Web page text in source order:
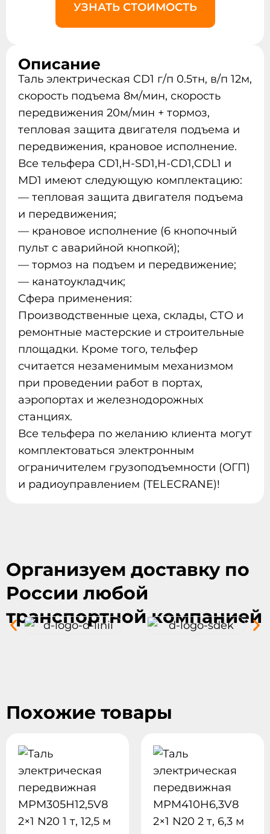
УЗНАТЬ СТОИМОСТЬ
Описание
Таль электрическая CD1 г/п 0.5тн, в/п 12м,
скорость подъема 8м/мин, скорость
передвижения 20м/мин + тормоз,
тепловая защита двигателя подъема и
передвижения, крановое исполнение.
Все тельфера CD1,H-SD1,H-CD1,CDL1 и
MD1 имеют следующую комплектацию:
— тепловая защита двигателя подъема
и передвижения;
— крановое исполнение (6 кнопочный
пульт с аварийной кнопкой);
— тормоз на подъем и передвижение;
— канатоукладчик;
Сфера применения:
Производственные цеха, склады, СТО и
ремонтные мастерские и строительные
площадки. Кроме того, тельфер
считается незаменимым механизмом
при проведении работ в портах,
аэропортах и железнодорожных
станциях.
Все тельфера по желанию клиента могут
комплектоваться электронным
ограничителем грузоподъемности (ОГП)
и радиоуправлением (TELECRANE)!
Организуем доставку по
России любой
транспортной компанией
Похожие товары